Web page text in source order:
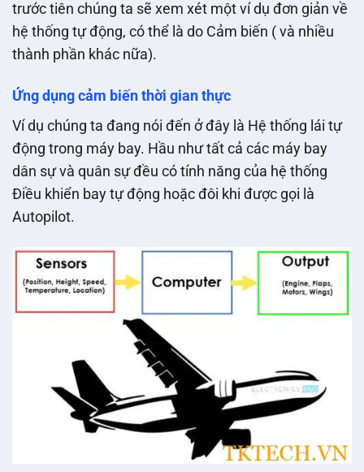
trước tiên chúng ta sẽ xem xét một ví dụ đơn giản về
hệ thống tự động, có thể là do Cảm biến ( và nhiều
thành phần khác nữa).
Ứng dụng cảm biến thời gian thực
Ví dụ chúng ta đang nói đến ở đây là Hệ thống lái tự
động trong máy bay. Hầu như tất cả các máy bay
dân sự và quân sự đều có tính năng của hệ thống
Điều khiển bay tự động hoặc đôi khi được gọi là
Autopilot.